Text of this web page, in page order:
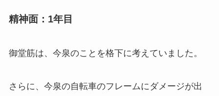
精神面：1年目
御堂筋は、今泉のことを格下に考えていました。
さらに、今泉の自転車のフレームにダメージが出